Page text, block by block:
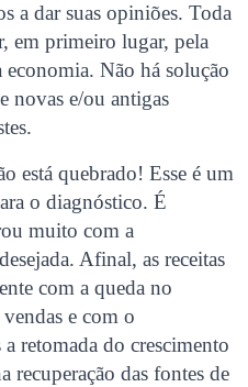
a dar suas opiniões. Toda
em primeiro lugar, pela
Não há solução
novas e/ou antigas
está quebrado! Esse é um
o diagnóstico. É
muito com a
Afinal, as receitas
com a queda no
e com o
retomada do crescimento
das fontes de